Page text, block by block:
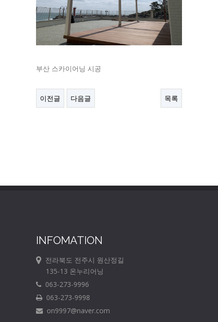
부산 스카이어닝 시공
이전글 다음글 목록
INFOMATION
전라북도 전주시 원산정길
135-13 온누리어닝
063-273-9996
063-273-9998
on9997@naver.com